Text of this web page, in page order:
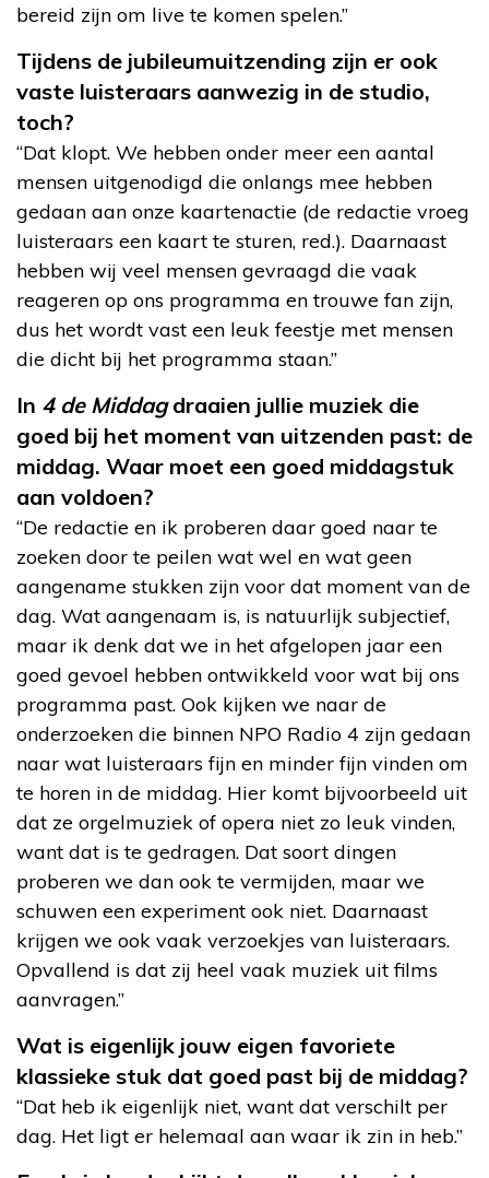
bereid zijn om live te komen spelen.”
Tijdens de jubileumuitzending zijn er ook
vaste luisteraars aanwezig in de studio,
toch?
“Dat klopt. We hebben onder meer een aantal
mensen uitgenodigd die onlangs mee hebben
gedaan aan onze kaartenactie (de redactie vroeg
luisteraars een kaart te sturen, red.). Daarnaast
hebben wij veel mensen gevraagd die vaak
reageren op ons programma en trouwe fan zijn,
dus het wordt vast een leuk feestje met mensen
die dicht bij het programma staan.”
In 4 de Middagdraaien jullie muziek die
goed bij het moment van uitzenden past: de
middag. Waar moet een goed middagstuk
aan voldoen?
“De redactie en ik proberen daar goed naar te
zoeken door te peilen wat wel en wat geen
aangename stukken zijn voor dat moment van de
dag. Wat aangenaam is, is natuurlijk subjectief,
maar ik denk dat we in het afgelopen jaar een
goed gevoel hebben ontwikkeld voor wat bij ons
programma past. Ook kijken we naar de
onderzoeken die binnen NPO Radio 4 zijn gedaan
naar wat luisteraars fijn en minder fijn vinden om
te horen in de middag. Hier komt bijvoorbeeld uit
dat ze orgelmuziek of opera niet zo leuk vinden,
want dat is te gedragen. Dat soort dingen
proberen we dan ook te vermijden, maar we
schuwen een experiment ook niet. Daarnaast
krijgen we ook vaak verzoekjes van luisteraars.
Opvallend is dat zij heel vaak muziek uit films
aanvragen.”
Wat is eigenlijk jouw eigen favoriete
klassieke stuk dat goed past bij de middag?
“Dat heb ik eigenlijk niet, want dat verschilt per
dag. Het ligt er helemaal aan waar ik zin in heb.”